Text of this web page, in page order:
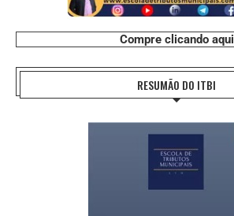
Compre clicando aqui
RESUMÃO DO ITBI